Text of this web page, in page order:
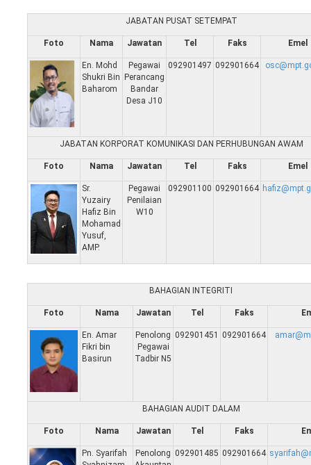
JABATAN PUSAT SETEMPAT
Foto Nama Jawatan Tel Faks Emel
En. Mohd
Shukri Bin
Baharom
Pegawai
Perancang
Bandar
Desa J10
092901497 092901664
JABATAN KORPORAT KOMUNIKASI DAN PERHUBUNGAN AWAM
Foto Nama Jawatan Tel Faks Emel
Sr.
Yuzairy
Hafiz Bin
Mohamad
Yusuf,
AMP.
Pegawai
Penilaian
W10
092901100 092901664
BAHAGIAN INTEGRITI
Foto Nama Jawatan Tel Faks
En. Amar
Fikri bin
Basirun
Penolong
Pegawai
Tadbir N5
092901451 092901664
BAHAGIAN AUDIT DALAM
Foto Nama Jawatan Tel Faks
Pn. Syarifah
Penolong 092901485 092901664